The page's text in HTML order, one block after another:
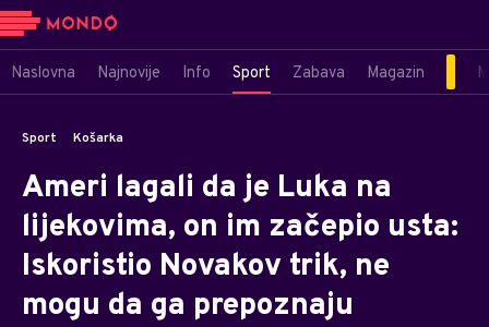
Naslovna Najnovije Info Sport Zabava Magazin
Sport Košarka
Ameri lagali da je Luka na
lijekovima, on im začepio usta:
Iskoristio Novakov trik, ne
mogu da ga prepoznaju